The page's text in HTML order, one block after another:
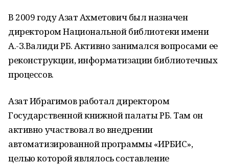
В 2009 году Азат Ахметович был назначен
директором Национальной библиотеки имени
А.-З.Валиди РБ. Активно занимался вопросами ее
реконструкции, информатизации библиотечных
процессов.
Азат Ибрагимов работал директором
Государственной книжной палаты РБ. Там он
активно участвовал во внедрении
автоматизированной программы «ИРБИС»,
целью которой являлось составление